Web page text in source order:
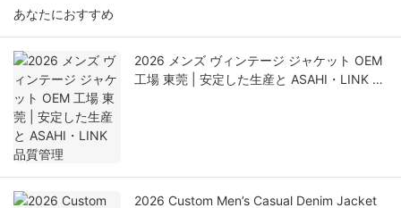
あなたにおすすめ
2026 メンズ ヴィンテージ ジャケット OEM
工場 東莞 | 安定した生産と ASAHI・LINK 品
2026 Custom Men’s Casual Denim Jacket